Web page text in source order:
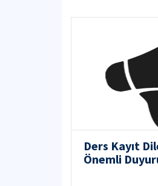
Ders Kayıt
Önemli